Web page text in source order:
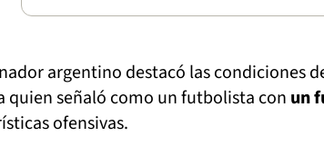
argentino destacó las condiciones
quien señaló como un futbolista con un
ofensivas.